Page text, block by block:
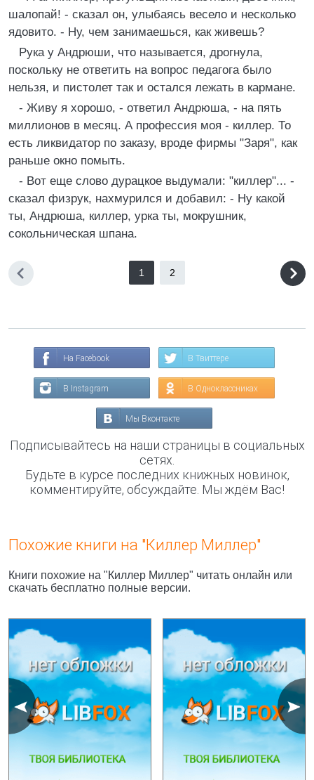
шалопай! - сказал он, улыбаясь весело и несколько
ядовито. - Ну, чем занимаешься, как живешь?
Рука у Андрюши, что называется, дрогнула,
поскольку не ответить на вопрос педагога было
нельзя, и пистолет так и остался лежать в кармане.
- Живу я хорошо, - ответил Андрюша, - на пять
миллионов в месяц. А профессия моя - киллер. То
есть ликвидатор по заказу, вроде фирмы "Заря", как
раньше окно помыть.
- Вот еще слово дурацкое выдумали: "киллер"... -
сказал физрук, нахмурился и добавил: - Ну какой
ты, Андрюша, киллер, урка ты, мокрушник,
сокольническая шпана.
1 2
На Facebook В Твиттере
В Instagram В Одноклассниках
Мы Вконтакте
Подписывайтесь на наши страницы в социальных
сетях.
Будьте в курсе последних книжных новинок,
комментируйте, обсуждайте. Мы ждём Вас!
Похожие книги на "Киллер Миллер"
Книги похожие на "Киллер Миллер" читать онлайн или
скачать бесплатно полные версии.